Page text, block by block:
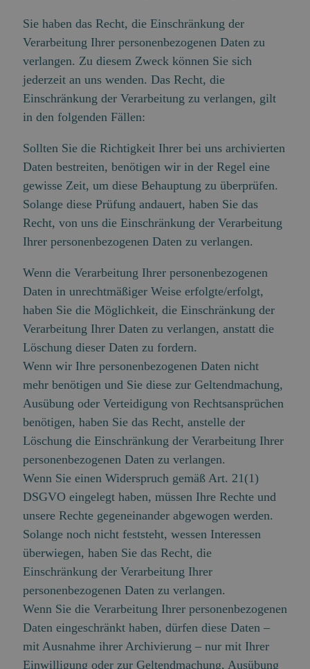
Sie haben das Recht, die Einschränkung der
Verarbeitung Ihrer personenbezogenen Daten zu
verlangen. Zu diesem Zweck können Sie sich
jederzeit an uns wenden. Das Recht, die
Einschränkung der Verarbeitung zu verlangen, gilt
in den folgenden Fällen:
Sollten Sie die Richtigkeit Ihrer bei uns archivierten
Daten bestreiten, benötigen wir in der Regel eine
gewisse Zeit, um diese Behauptung zu überprüfen.
Solange diese Prüfung andauert, haben Sie das
Recht, von uns die Einschränkung der Verarbeitung
Ihrer personenbezogenen Daten zu verlangen.
Wenn die Verarbeitung Ihrer personenbezogenen
Daten in unrechtmäßiger Weise erfolgte/erfolgt,
haben Sie die Möglichkeit, die Einschränkung der
Verarbeitung Ihrer Daten zu verlangen, anstatt die
Löschung dieser Daten zu fordern.
Wenn wir Ihre personenbezogenen Daten nicht
mehr benötigen und Sie diese zur Geltendmachung,
Ausübung oder Verteidigung von Rechtsansprüchen
benötigen, haben Sie das Recht, anstelle der
Löschung die Einschränkung der Verarbeitung Ihrer
personenbezogenen Daten zu verlangen.
Wenn Sie einen Widerspruch gemäß Art. 21(1)
DSGVO eingelegt haben, müssen Ihre Rechte und
unsere Rechte gegeneinander abgewogen werden.
Solange noch nicht feststeht, wessen Interessen
überwiegen, haben Sie das Recht, die
Einschränkung der Verarbeitung Ihrer
personenbezogenen Daten zu verlangen.
Wenn Sie die Verarbeitung Ihrer personenbezogenen
Daten eingeschränkt haben, dürfen diese Daten –
mit Ausnahme ihrer Archivierung – nur mit Ihrer
Einwilligung oder zur Geltendmachung, Ausübung